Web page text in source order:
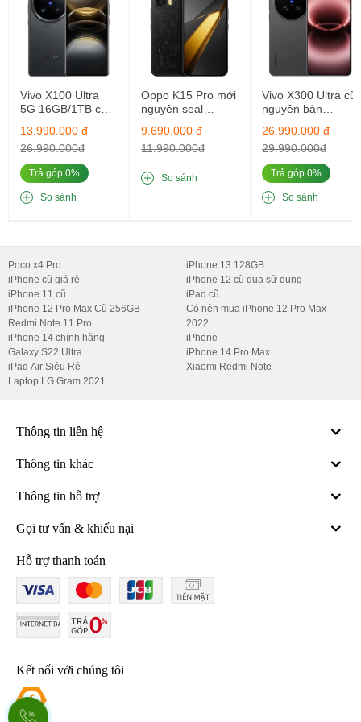
hay làm việc.
3. Hiệu năng mạnh mẽ với Snapdragon 8 Elite
Chipset: Snapdragon 8 Elite (3nm), mang lại hiệu năng vượt
trội cho mọi tác vụ.
CPU: Octa-core (2x4.32 GHz + 6x3.53 GHz).
GPU:Adreno 830, tối ưu hóa đồ họa.
RAM: 12GB - 24GB.
ROM: 256GB - 1TB, chuẩn UFS 4.0, giúp tăng tốc độ truy
cập dữ liệu.
Hệ điều hành:
Với phần cứng cao cấp, OnePlus 13 không chỉ hoạt
động mượt mà trong các tác vụ thông thường mà còn xử lý tốt các
Vivo X100 Ultra
5G 16GB/1TB cũ
13.990.000 đ
26.990.000đ
Trả góp 0%
So sánh
Oppo K15 Pro mới
nguyên seal
9.690.000 đ
11.990.000đ
So sánh
Vivo X300 Ultra cũ
nguyên bản
26.990.000 đ
29.990.000đ
Trả góp 0%
So sánh
Poco x4 Pro
iPhone cũ giá rẻ
iPhone 11 cũ
iPhone 12 Pro Max Cũ 256GB
Redmi Note 11 Pro
iPhone 14 chính hãng
Galaxy S22 Ultra
iPad Air Siêu Rẻ
Laptop LG Gram 2021
iPhone 13 128GB
iPhone 12 cũ qua sử dụng
iPad cũ
Có nên mua iPhone 12 Pro Max
2022
iPhone
iPhone 14 Pro Max
Xiaomi Redmi Note
Thông tin liên hệ
Thông tin khác
Thông tin hỗ trợ
Gọi tư vấn & khiếu nại
Hỗ trợ thanh toán
Kết nối với chúng tôi